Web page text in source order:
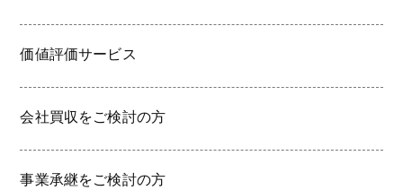
価値評価サービス
会社買収をご検討の方
事業承継をご検討の方